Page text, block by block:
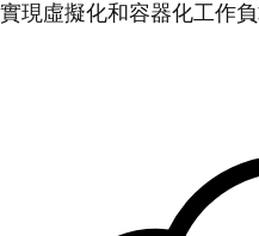
實現虛擬化和容器化工作負